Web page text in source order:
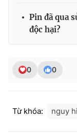
Pin đã qua
độc hại?
0 0
Từ khóa: nguy